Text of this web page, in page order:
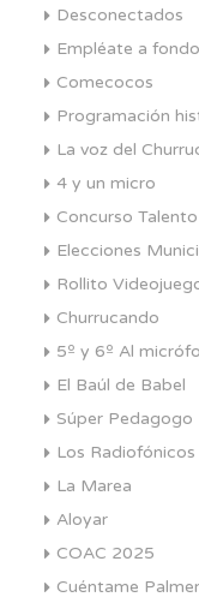
Desconectados
Empléate a fondo
Comecocos
Programación
La voz del
4 y un micro
Concurso
Elecciones
Rollito
Churrucando
5º y 6º Al
El Baúl de Babel
Súper Pedagogo
Los Radiofónicos
La Marea
Aloyar
COAC 2025
Cuéntame